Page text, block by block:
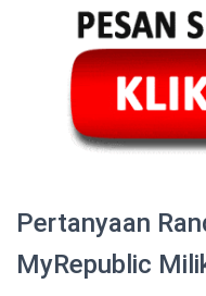
Pertanyaan
MyRepublic